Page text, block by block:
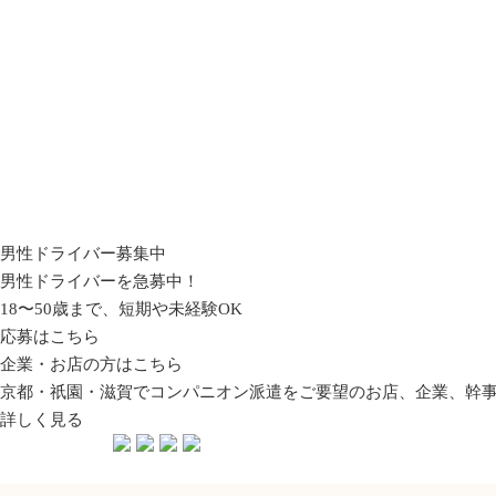
男性ドライバー募集中
男性ドライバーを急募中！
18〜50歳まで、短期や未経験OK
応募はこちら
企業・お店の方はこちら
京都・祇園・滋賀でコンパニオン派遣をご要望のお店、企業、幹
詳しく見る